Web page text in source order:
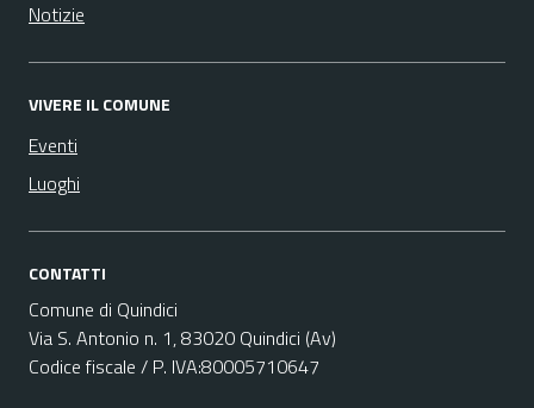
Notizie
VIVERE IL COMUNE
Eventi
Luoghi
CONTATTI
Comune di Quindici
Via S. Antonio n. 1, 83020 Quindici (Av)
Codice fiscale / P. IVA:80005710647